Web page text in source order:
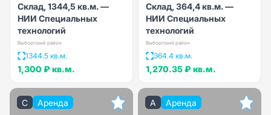
Склад, 1344,5 кв.м. —
НИИ Специальных
технологий
Выборгский район
1344.5 кв.м.
1,300 ₽ кв.м.
Склад, 364,4 кв.м. —
НИИ Специальных
технологий
Выборгский район
364.4 кв.м.
1,270.35 ₽ кв.м.
C Аренда A Аренда